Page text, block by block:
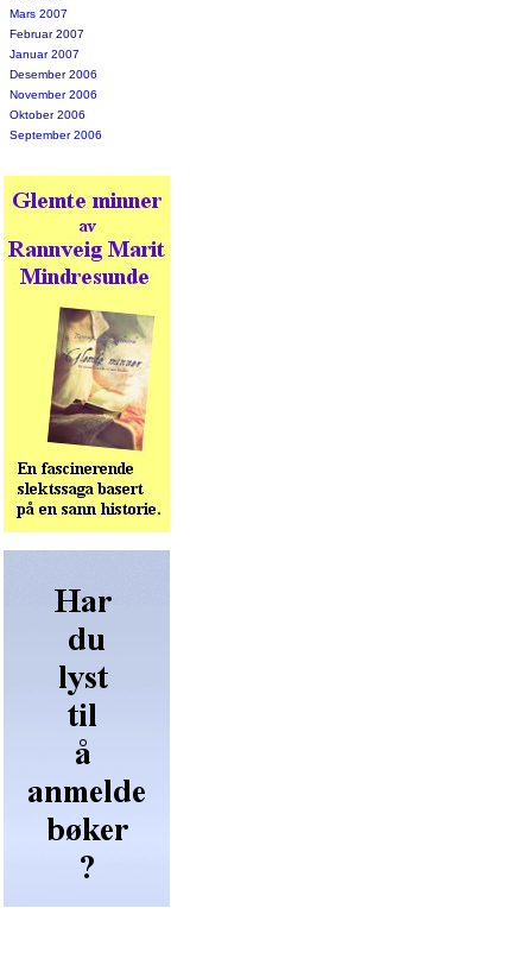
Mars 2007
Februar 2007
Januar 2007
Desember 2006
November 2006
Oktober 2006
September 2006